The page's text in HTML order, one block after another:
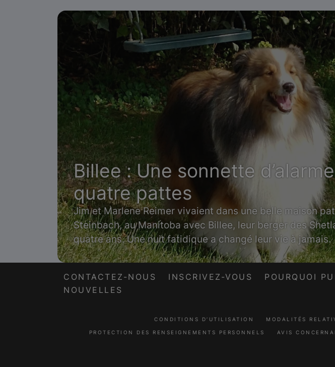
Billee : Une sonnette
quatre pattes
Jim et Marlene Reimer vivaient dans une belle maison
Steinbach, au Manitoba avec Billee, leur berger des
quatre ans. Une nuit fatidique a changé leur vie à jamais.
CONTACTEZ-NOUS INSCRIVEZ-VOUS
POURQUOI
NOUVELLES
CONDITIONS D’UTILISATION MODALITÉS
PROTECTION DES RENSEIGNEMENTS PERSONNELS AVIS